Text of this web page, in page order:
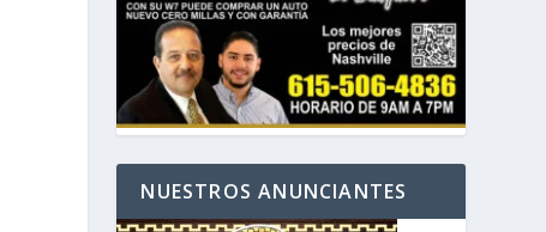
NUESTROS ANUNCIANTES